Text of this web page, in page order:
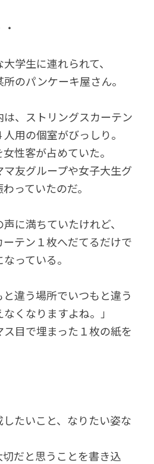
学生に連れられて、
のパンケーキ屋さん。
、ストリングスカーテン
用の個室がびっしり。
性客が占めていた。
友グループや女子大生グ
っていたのだ。
に満ちていたけれど、
テン１枚へだてるだけで
っている。
と違う場所でいつもと違う
くなりますよね。」
目で埋まった１枚の紙を
たいこと、なりたい姿な
だと思うことを書き込